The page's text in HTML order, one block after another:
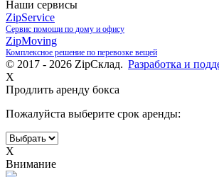
Наши сервисы
ZipService
Сервис помощи по дому и офису
ZipMoving
Комплексное решение по перевозке вещей
© 2017 - 2026 ZipСклад. Разработка и
X
Продлить аренду бокса
Пожалуйста выберите срок аренды:
X
Внимание